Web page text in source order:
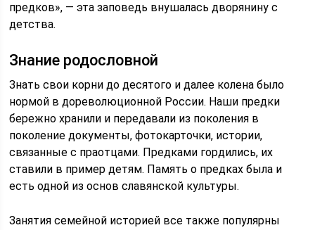
предков», — эта заповедь внушалась дворянину с
детства.
Знание родословной
Знать свои корни до десятого и далее колена было
нормой в дореволюционной России. Наши предки
бережно хранили и передавали из поколения в
поколение документы, фотокарточки, истории,
связанные с праотцами. Предками гордились, их
ставили в пример детям. Память о предках была и
есть одной из основ славянской культуры.
Занятия семейной историей все также популярны